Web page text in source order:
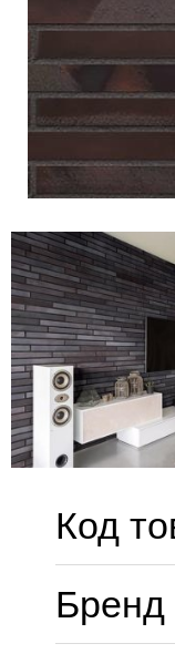
Код
Бренд